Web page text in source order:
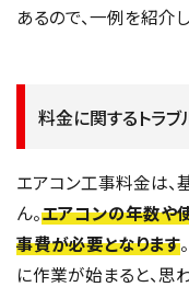
あるので、一例を紹介し
料金に関するトラブ
エアコン工事料金は、
ん。エアコンの年数や
事費が必要となります
に作業が始まると、